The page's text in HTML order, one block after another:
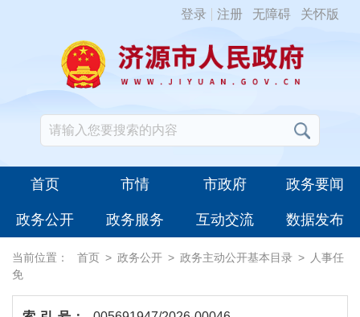
登录 注册 无障碍 关怀版
首页 市情 市政府 政务要闻
政务公开 政务服务 互动交流 数据发布
当前位置： 首页 > 政务公开 > 政务主动公开基本目录 > 人事任
免